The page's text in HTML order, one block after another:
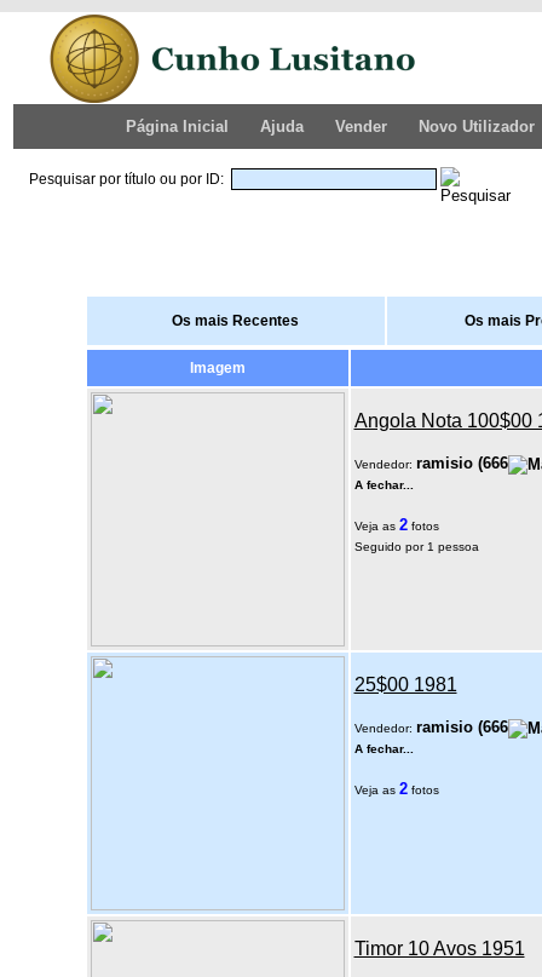
Página Inicial Ajuda Vender Novo Utilizador
Pesquisar por título ou por ID:
Os mais Recentes Os mais
Imagem
Angola Nota 100$00
Vendedor: ramisio(666
A fechar...
Veja as 2fotos
Seguido por 1 pessoa
25$00 1981
Vendedor: ramisio(666
A fechar...
Veja as 2fotos
Timor 10 Avos 1951